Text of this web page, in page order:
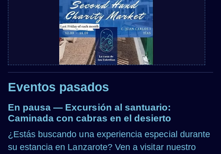
Eventos pasados
En pausa — Excursión al santuario:
Caminada con cabras en el desierto
¿Estás buscando una experiencia especial durante
su estancia en Lanzarote? Ven a visitar nuestro